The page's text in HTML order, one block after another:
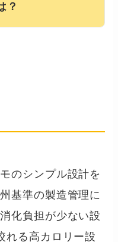
？
のシンプル設計を
基準の製造管理に
化負担が少ない設
れる高カロリー設